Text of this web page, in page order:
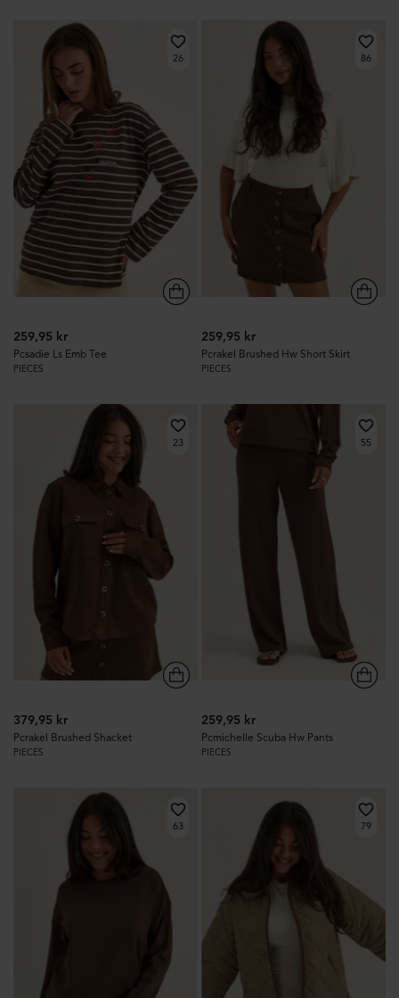
26
259,95 kr
Pcsadie Ls Emb Tee
PIECES
86
259,95 kr
Pcrakel Brushed Hw Short Skirt
PIECES
23
379,95 kr
Pcrakel Brushed Shacket
PIECES
55
259,95 kr
Pcmichelle Scuba Hw Pants
PIECES
63 79